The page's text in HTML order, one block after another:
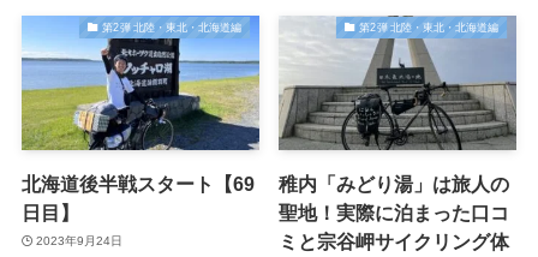
第2弾 北陸・東北・北海道編
北海道後半戦スタート【69
日目】
2023年9月24日
第2弾 北陸・東北・北海道編
稚内「みどり湯」は旅人の
聖地！実際に泊まった口コ
ミと宗谷岬サイクリング体